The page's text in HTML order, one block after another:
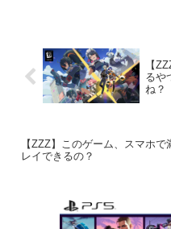
【
るや
ね？
【ZZZ】このゲーム、スマホで
レイできるの？